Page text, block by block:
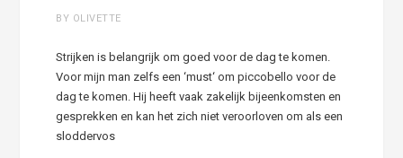
BY OLIVETTE
Strijken is belangrijk om goed voor de dag te komen.
Voor mijn man zelfs een ‘must‘ om piccobello voor de
dag te komen. Hij heeft vaak zakelijk bijeenkomsten en
gesprekken en kan het zich niet veroorloven om als een
sloddervos